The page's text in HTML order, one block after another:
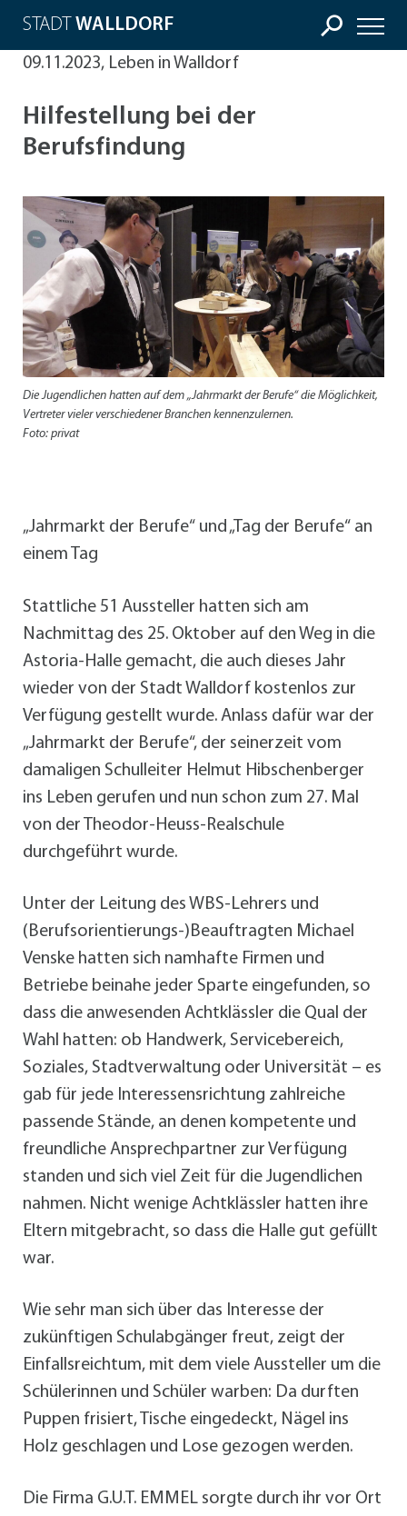
STADT WALLDORF
09.11.2023, Leben in Walldorf
Hilfestellung bei der
Berufsfindung
Die Jugendlichen hatten auf dem „Jahrmarkt der Berufe“ die Möglichkeit,
Vertreter vieler verschiedener Branchen kennenzulernen.
Foto: privat
„Jahrmarkt der Berufe“ und „Tag der Berufe“ an
einem Tag
Stattliche 51 Aussteller hatten sich am
Nachmittag des 25. Oktober auf den Weg in die
Astoria-Halle gemacht, die auch dieses Jahr
wieder von der Stadt Walldorf kostenlos zur
Verfügung gestellt wurde. Anlass dafür war der
„Jahrmarkt der Berufe“, der seinerzeit vom
damaligen Schulleiter Helmut Hibschenberger
ins Leben gerufen und nun schon zum 27. Mal
von der Theodor-Heuss-Realschule
durchgeführt wurde.
Unter der Leitung des WBS-Lehrers und
(Berufsorientierungs-)Beauftragten Michael
Venske hatten sich namhafte Firmen und
Betriebe beinahe jeder Sparte eingefunden, so
dass die anwesenden Achtklässler die Qual der
Wahl hatten: ob Handwerk, Servicebereich,
Soziales, Stadtverwaltung oder Universität – es
gab für jede Interessensrichtung zahlreiche
passende Stände, an denen kompetente und
freundliche Ansprechpartner zur Verfügung
standen und sich viel Zeit für die Jugendlichen
nahmen. Nicht wenige Achtklässler hatten ihre
Eltern mitgebracht, so dass die Halle gut gefüllt
war.
Wie sehr man sich über das Interesse der
zukünftigen Schulabgänger freut, zeigt der
Einfallsreichtum, mit dem viele Aussteller um die
Schülerinnen und Schüler warben: Da durften
Puppen frisiert, Tische eingedeckt, Nägel ins
Holz geschlagen und Lose gezogen werden.
Die Firma G.U.T. EMMEL sorgte durch ihr vor Ort